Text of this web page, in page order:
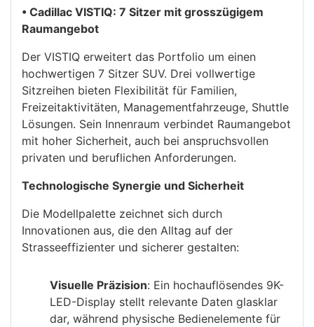
• Cadillac VISTIQ: 7 Sitzer mit grosszügigem
Raumangebot
Der VISTIQ erweitert das Portfolio um einen
hochwertigen 7 Sitzer SUV. Drei vollwertige
Sitzreihen bieten Flexibilität für Familien,
Freizeitaktivitäten, Managementfahrzeuge, Shuttle
Lösungen. Sein Innenraum verbindet Raumangebot
mit hoher Sicherheit, auch bei anspruchsvollen
privaten und beruflichen Anforderungen.
Technologische Synergie und Sicherheit
Die Modellpalette zeichnet sich durch
Innovationen aus, die den Alltag auf der
Strasseeffizienter und sicherer gestalten:
Visuelle Präzision: Ein hochauflösendes 9K-
LED-Display stellt relevante Daten glasklar
dar, während physische Bedienelemente für